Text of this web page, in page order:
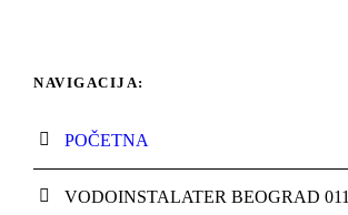
NAVIGACIJA:
POČETNA
VODOINSTALATER BEOGRAD 011